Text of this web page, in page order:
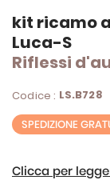
kit ricamo
Luca-S
Riflessi
Codice : LS.B728
SPEDIZIONE
Clicca per
Vai
all'inizio
della
galleria
immagini